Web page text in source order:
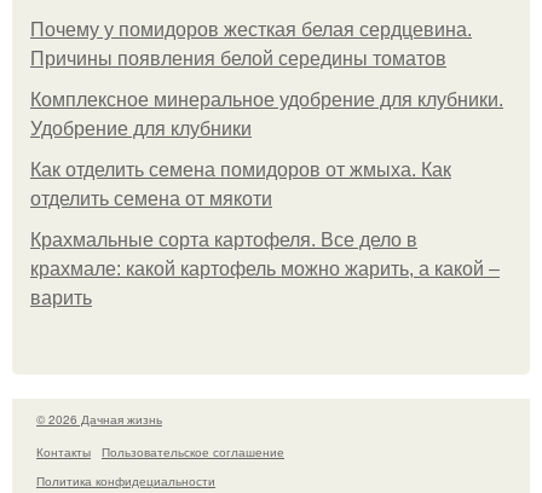
Почему у помидоров жесткая белая сердцевина.
Причины появления белой середины томатов
Комплексное минеральное удобрение для клубники.
Удобрение для клубники
Как отделить семена помидоров от жмыха. Как
отделить семена от мякоти
Крахмальные сорта картофеля. Все дело в
крахмале: какой картофель можно жарить, а какой –
варить
© 2026 Дачная жизнь
Контакты
Пользовательское соглашение
Политика конфидециальности